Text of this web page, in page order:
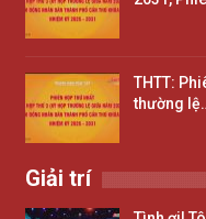
THTT:
thường
Giải trí